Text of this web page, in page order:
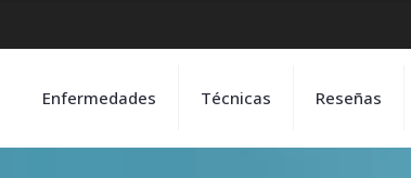
Enfermedades Técnicas Reseñas